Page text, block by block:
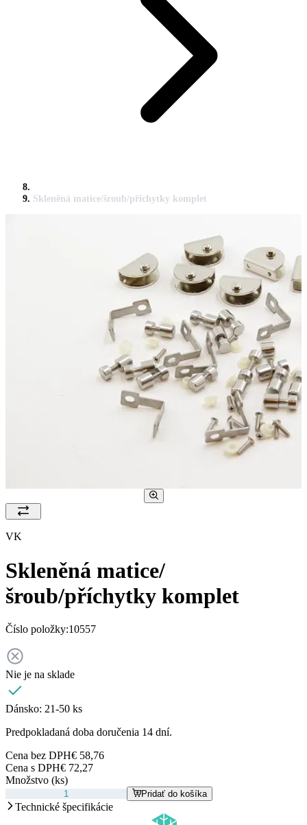
Skleněná matice/šroub/příchytky komplet
VK
Skleněná matice/
šroub/příchytky komplet
Číslo položky:10557
Nie je na sklade
Dánsko: 21-50 ks
Predpokladaná doba doručenia 14 dní.
Cena bez DPH€ 58,76
Cena s DPH€ 72,27
Množstvo (ks)
Pridať do košíka
Technické špecifikácie